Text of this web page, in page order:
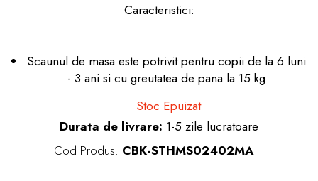
Caracteristici:
Scaunul de masa este potrivit pentru copii de la 6 luni
- 3 ani si cu greutatea de pana la 15 kg
Stoc Epuizat
Durata de livrare: 1-5 zile lucratoare
Cod Produs: CBK-STHMS02402MA